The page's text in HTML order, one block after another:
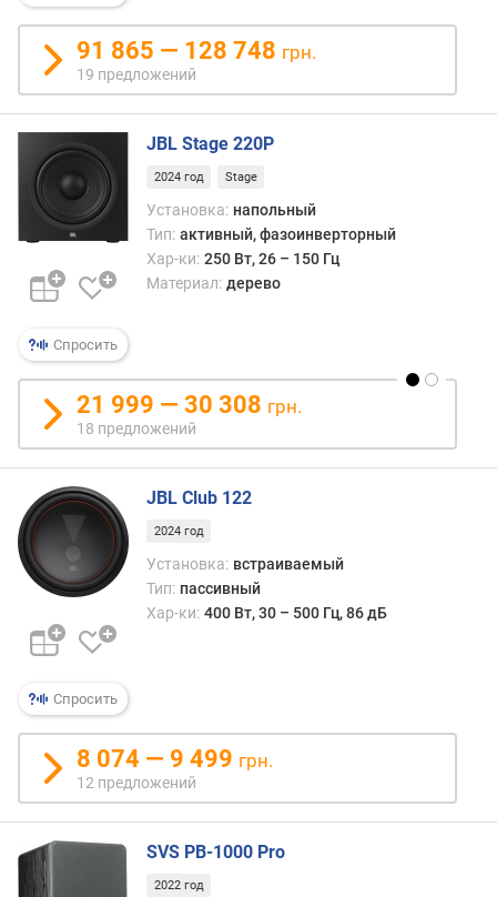
91 865 — 128 748 грн.
19 предложений
Спросить
JBL Stage 220P
2024 год Stage
Установка: напольный
Тип: активный, фазоинверторный
Хар-ки: 250 Вт, 26 – 150 Гц
Материал: дерево
21 999 — 30 308 грн.
18 предложений
Спросить
JBL Club 122
2024 год
Установка: встраиваемый
Тип: пассивный
Хар-ки: 400 Вт, 30 – 500 Гц, 86 дБ
8 074 — 9 499 грн.
12 предложений
SVS PB-1000 Pro
2022 год